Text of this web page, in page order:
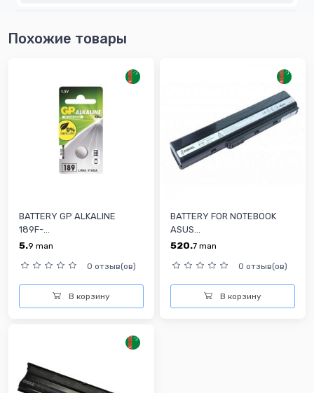
Похожие товары
BATTERY GP ALKALINE
189F-...
5.9 man
0 отзыв(ов)
В корзину
BATTERY FOR NOTEBOOK
ASUS...
520.7 man
0 отзыв(ов)
В корзину